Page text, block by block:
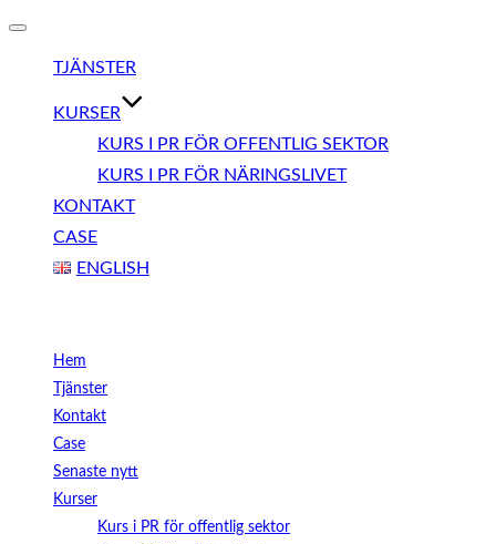
Slå
navigeringTJÄNSTER
KURSER
KURS I PR FÖR OFFENTLIG SEKTOR
KURS I PR FÖR NÄRINGSLIVET
KONTAKT
CASE
ENGLISH
Hem
Tjänster
Kontakt
Case
Senaste nytt
Kurser
Kurs i PR för offentlig sektor